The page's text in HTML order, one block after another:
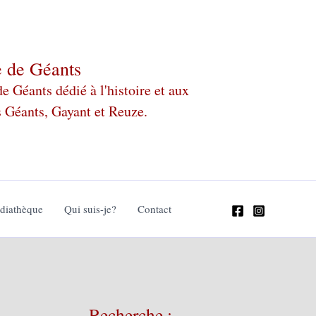
Géants
Géants dédié à l'histoire et aux
Gayant et Reuze.
Qui suis-je? Contact